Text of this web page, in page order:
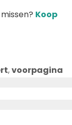
Koop
,voorpagina